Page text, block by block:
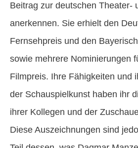
Beitrag zur deutschen Theater-
anerkennen. Sie erhielt den
Fernsehpreis und den
sowie mehrere Nominierungen
Filmpreis. Ihre Fähigkeiten und
der Schauspielkunst haben ihr
ihrer Kollegen und der
Diese Auszeichnungen sind